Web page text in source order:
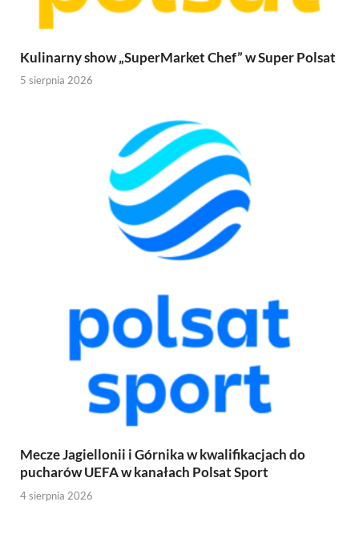
Kulinarny show „SuperMarket Chef” w Super Polsat
5 sierpnia 2026
Mecze Jagiellonii i Górnika w kwalifikacjach do
pucharów UEFA w kanałach Polsat Sport
4 sierpnia 2026